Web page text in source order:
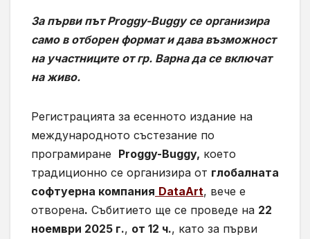
За първи път Proggy-Buggy се организира
само в отборен формат и дава възможност
на участниците от гр. Варна да се включат
на живо.
Регистрацията за есенното издание на
международното състезание по
програмиране Proggy-Buggy, което
традиционно се организира от глобалната
софтуерна компания DataArt, вече е
отворена. Събитието ще се проведе на 22
ноември 2025 г., от 12 ч., като за първи